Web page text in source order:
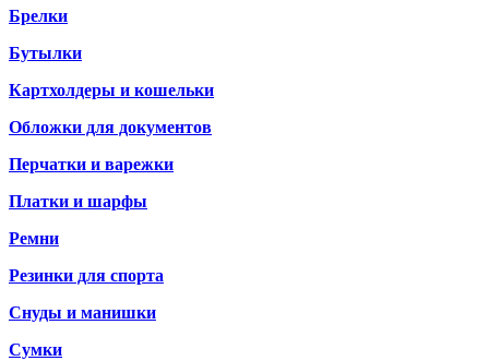
Брелки
Бутылки
Картхолдеры и кошельки
Обложки для документов
Перчатки и варежки
Платки и шарфы
Ремни
Резинки для спорта
Снуды и манишки
Сумки